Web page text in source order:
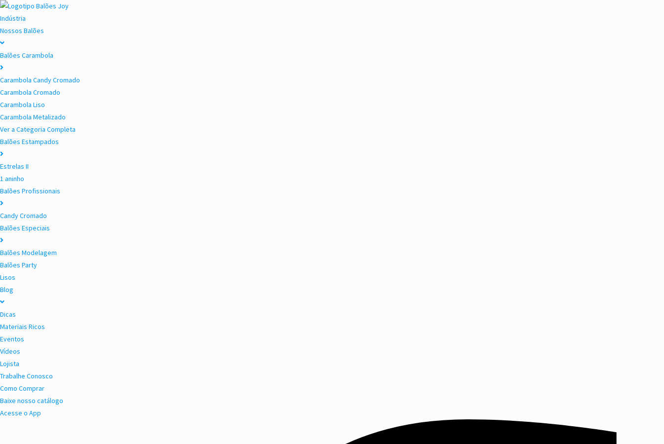
Indústria
Nossos Balões
Balões Carambola
Carambola Candy Cromado
Carambola Cromado
Carambola Liso
Carambola Metalizado
Ver a Categoria Completa
Balões Estampados
Estrelas II
1 aninho
Balões Profissionais
Candy Cromado
Balões Especiais
Balões Modelagem
Balões Party
Lisos
Blog
Dicas
Materiais Ricos
Eventos
Vídeos
Lojista
Trabalhe Conosco
Como Comprar
Baixe nosso catálogo
Acesse o App